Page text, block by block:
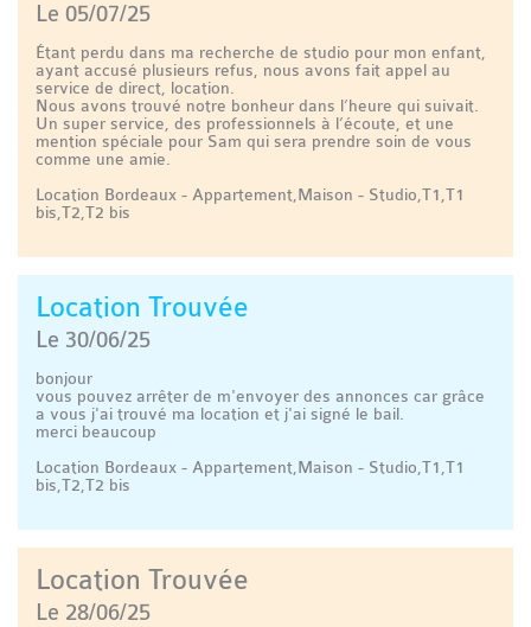
Le 05/07/25
Étant perdu dans ma recherche de studio pour mon enfant,
ayant accusé plusieurs refus, nous avons fait appel au
service de direct, location.
Nous avons trouvé notre bonheur dans l’heure qui suivait.
Un super service, des professionnels à l’écoute, et une
mention spéciale pour Sam qui sera prendre soin de vous
comme une amie.
Location Bordeaux - Appartement,Maison - Studio,T1,T1
bis,T2,T2 bis
Location Trouvée
Le 30/06/25
bonjour
vous pouvez arrêter de m'envoyer des annonces car grâce
a vous j'ai trouvé ma location et j'ai signé le bail.
merci beaucoup
Location Bordeaux - Appartement,Maison - Studio,T1,T1
bis,T2,T2 bis
Location Trouvée
Le 28/06/25